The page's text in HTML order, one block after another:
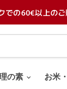
での60€以上の
の素 お米